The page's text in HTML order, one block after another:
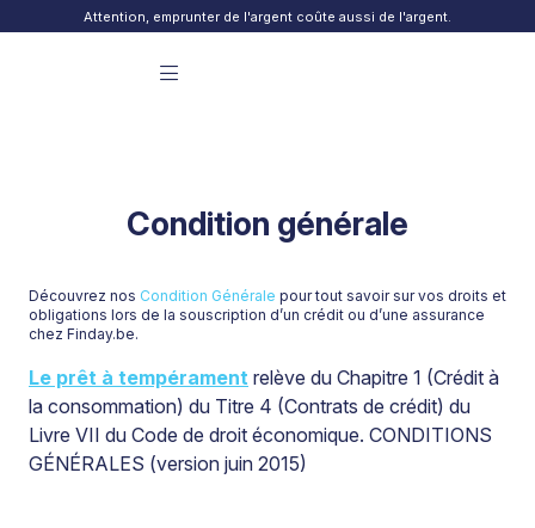
Skip to contentAttention, emprunter de l'argent coûte aussi de l'argent.
Condition générale
Découvrez nos Condition Générale pour tout savoir sur vos droits et
obligations lors de la souscription d’un crédit ou d’une assurance
chez Finday.be.
Le prêt à tempérament relève du Chapitre 1 (Crédit à
la consommation) du Titre 4 (Contrats de crédit) du
Livre VII du Code de droit économique. CONDITIONS
GÉNÉRALES (version juin 2015)